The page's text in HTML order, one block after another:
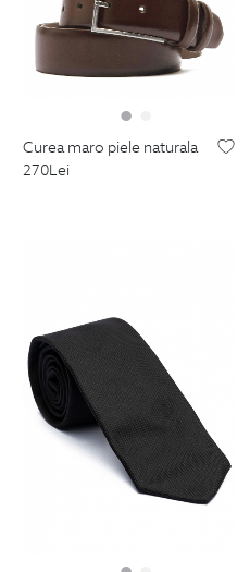
curea maro piele naturala
270Lei